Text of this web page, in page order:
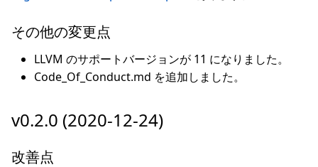
その他の変更点
LLVM のサポートバージョンが 11 になりました。
Code_Of_Conduct.md を追加しました。
v0.2.0 (2020-12-24)
改善点